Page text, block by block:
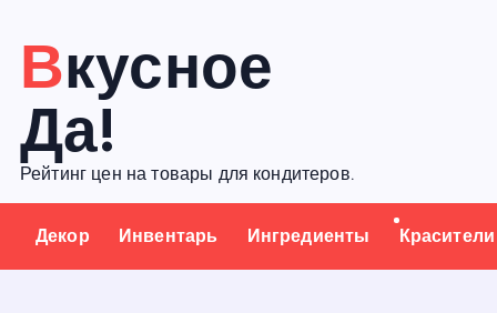
с
Вкусное
Да!
Рейтинг цен на товары для кондитеров.
Декор Инвентарь Ингредиенты Красители